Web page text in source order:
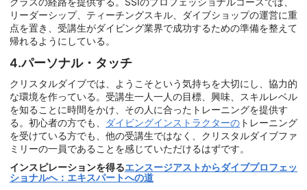
リーダーシップ、ティーチングスキル、ダイブショップの運営に重
点を置き、受講生がダイビング業界で成功するための準備を整えて
帰れるようにしている。
4.パーソナル・タッチ
クリスタルダイブでは、ようこそという気持ちを大切にし、協力的
な環境を作っている。受講生一人一人の目標、興味、スキルレベル
を知ることに時間をかけ、その人に合ったトレーニングを提供す
る。初心者の方でも、
ダイビングインストラクターの トレーニング
を受けている方でも、他の受講生ではなく、クリスタルダイブファ
ミリーの一員であることを感じていただけるはずです。
インスピレーションを得るエンスージアストからダイブプロフェッ
ショナルへ：エキスパートへの道